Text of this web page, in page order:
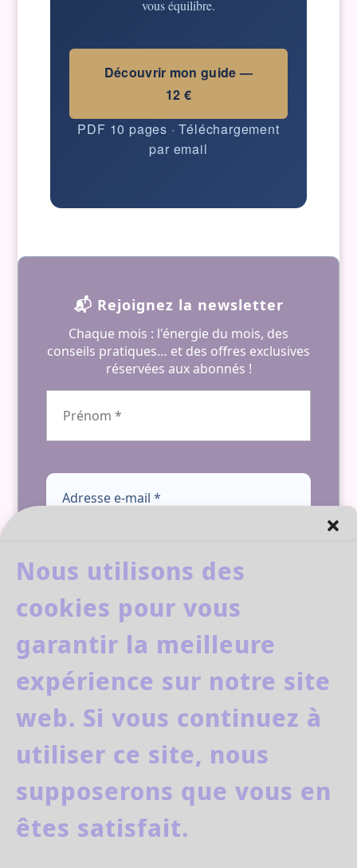
Nous utilisons des
cookies pour vous
garantir la meilleure
expérience sur notre site
web. Si vous continuez à
utiliser ce site, nous
supposerons que vous en
êtes satisfait.
vous équilibre.
Découvrir mon guide —
12 €
PDF 10 pages · Téléchargement
par email
📬 Rejoignez la newsletter
Chaque mois : l'énergie du mois, des
conseils pratiques… et des offres exclusives
réservées aux abonnés !
⚠️ Confirmez votre inscription dans votre
boîte email
politique de confidentialitépour plus
d’informations.
Delphine Garnier